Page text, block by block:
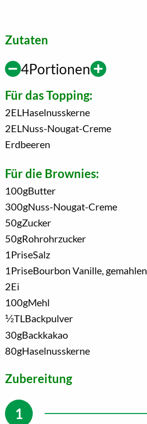
Zutaten
4Portionen
Für das Topping:
2EL Haselnusskerne
2EL Nuss-Nougat-Creme
Erdbeeren
Für die Brownies:
100gButter
300gNuss-Nougat-Creme
50gZucker
50gRohrohrzucker
1 PriseSalz
1 PriseBourbon Vanille, gemahlen
2Ei
100gMehl
1/2TL Backpulver
30gBackkakao
80gHaselnusskerne
Zubereitung